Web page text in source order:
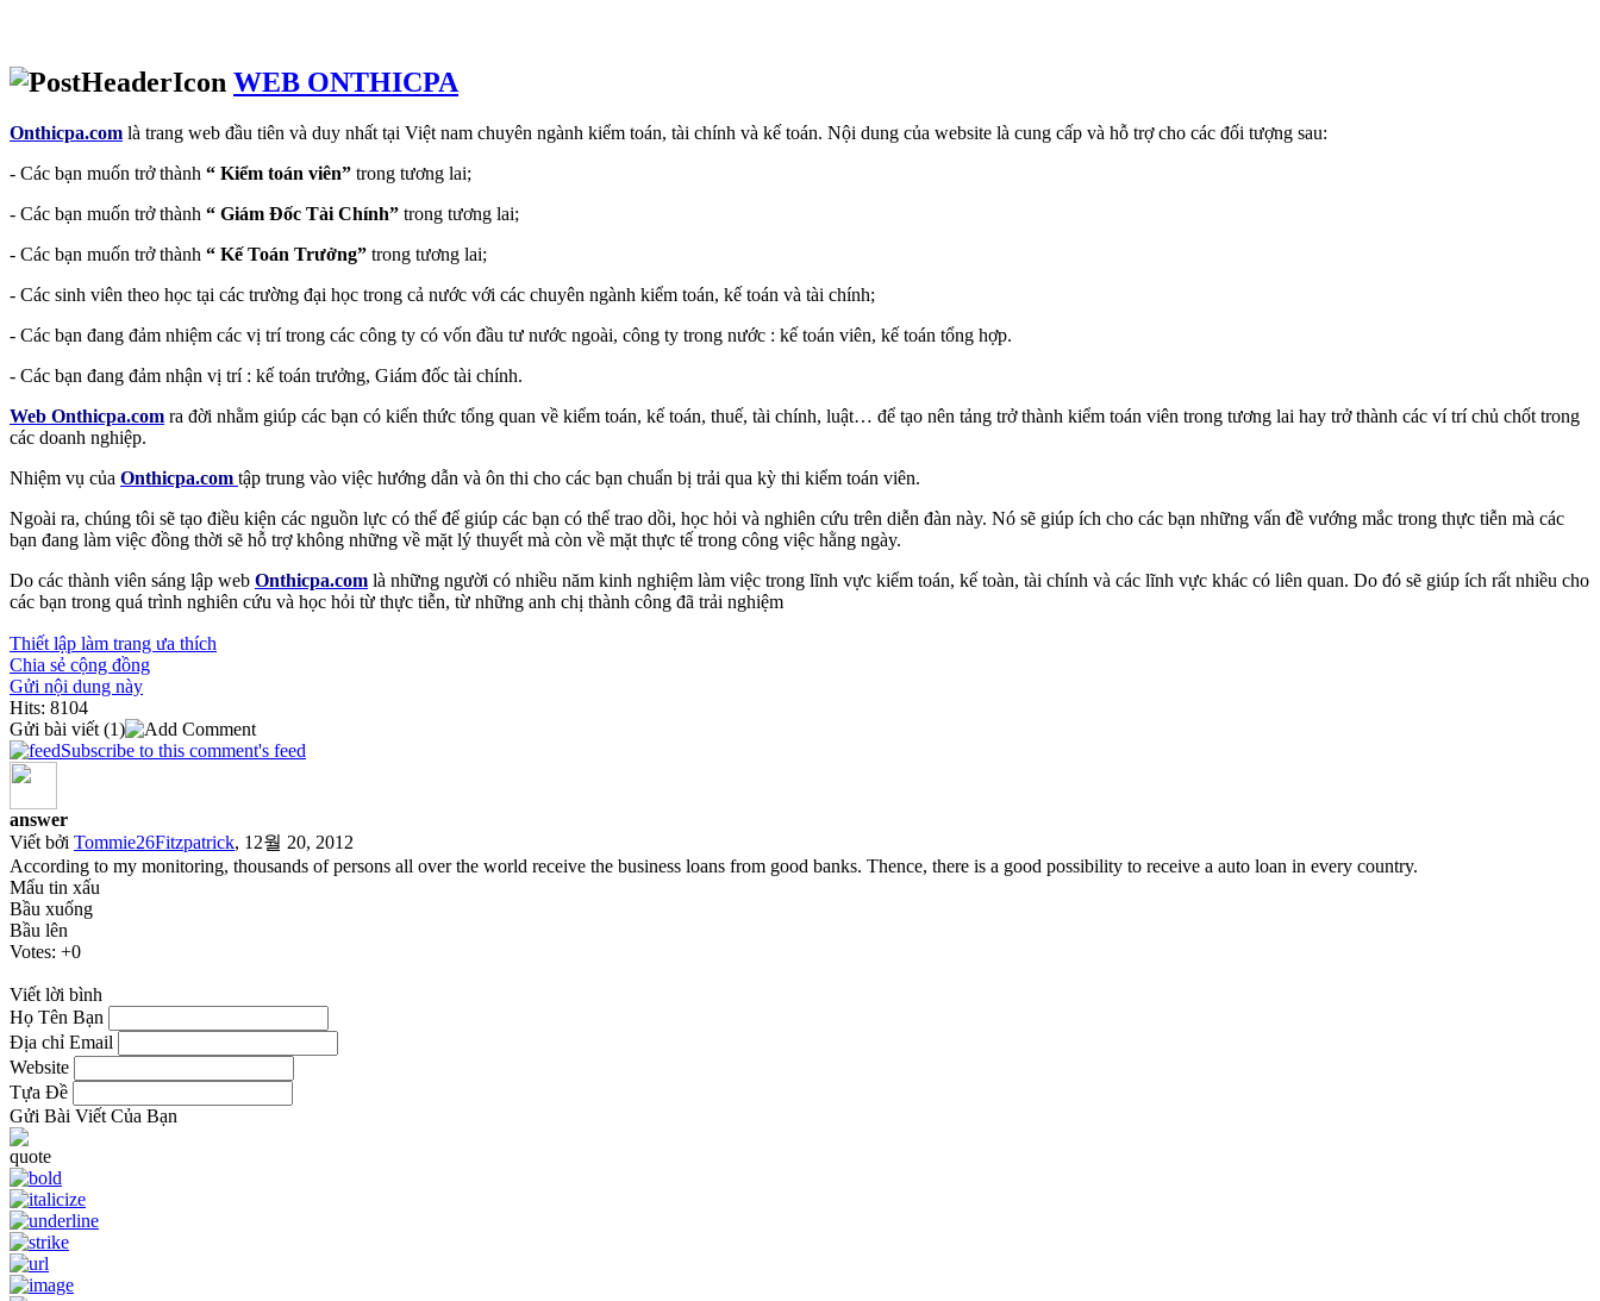
WEB ONTHICPA
Onthicpa.com là trang web đầu tiên và duy nhất tại Việt nam chuyên ngành kiểm toán, tài chính và kế toán. Nội dung của website là cung cấp và hỗ trợ cho các đối tượng sau:
- Các bạn muốn trở thành “ Kiểm toán viên” trong tương lai;
- Các bạn muốn trở thành “ Giám Đốc Tài Chính” trong tương lai;
- Các bạn muốn trở thành “ Kế Toán Trưởng” trong tương lai;
- Các sinh viên theo học tại các trường đại học trong cả nước với các chuyên ngành kiểm toán, kế toán và tài chính;
- Các bạn đang đảm nhiệm các vị trí trong các công ty có vốn đầu tư nước ngoài, công ty trong nước : kế toán viên, kế toán tổng hợp.
- Các bạn đang đảm nhận vị trí : kế toán trưởng, Giám đốc tài chính.
Web Onthicpa.com ra đời nhằm giúp các bạn có kiến thức tổng quan về kiểm toán, kế toán, thuế, tài chính, luật… để tạo nên tảng trở thành kiểm toán viên trong tương lai hay trở thành các ví trí chủ chốt trong
các doanh nghiệp.
Nhiệm vụ của Onthicpa.com tập trung vào việc hướng dẫn và ôn thi cho các bạn chuẩn bị trải qua kỳ thi kiểm toán viên.
Ngoài ra, chúng tôi sẽ tạo điều kiện các nguồn lực có thể để giúp các bạn có thể trao dồi, học hỏi và nghiên cứu trên diễn đàn này. Nó sẽ giúp ích cho các bạn những vấn đề vướng mắc trong thực tiễn mà các
bạn đang làm việc đồng thời sẽ hỗ trợ không những về mặt lý thuyết mà còn về mặt thực tế trong công việc hằng ngày.
Do các thành viên sáng lập web Onthicpa.com là những người có nhiều năm kinh nghiệm làm việc trong lĩnh vực kiểm toán, kế toàn, tài chính và các lĩnh vực khác có liên quan. Do đó sẽ giúp ích rất nhiều cho
các bạn trong quá trình nghiên cứu và học hỏi từ thực tiễn, từ những anh chị thành công đã trải nghiệm
Thiết lập làm trang ưa thích
Chia sẻ cộng đồng
Gửi nội dung này
Hits: 8104
Gửi bài viết (1)
Subscribe to this comment's feed
answer
Viết bởi Tommie26Fitzpatrick, 12월 20, 2012
According to my monitoring, thousands of persons all over the world receive the business loans from good banks. Thence, there is a good possibility to receive a auto loan in every country.
Mẩu tin xấu
Bầu xuống
Bầu lên
Votes: +0
Viết lời bình
Họ Tên Bạn
Địa chỉ Email
Website
Tựa Đề
Gửi Bài Viết Của Bạn